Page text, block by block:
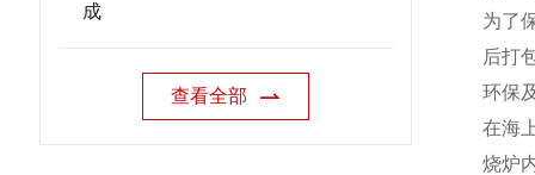
成
查看全部
为了
后打
环保
在海
烧炉